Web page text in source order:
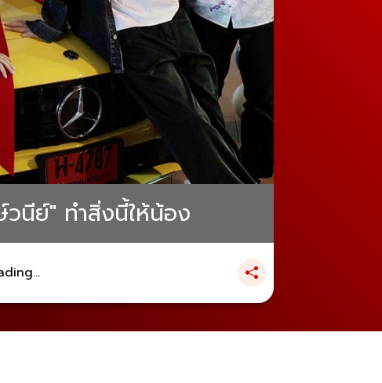
นีย์" ทำสิ่งนี้ให้น้อง